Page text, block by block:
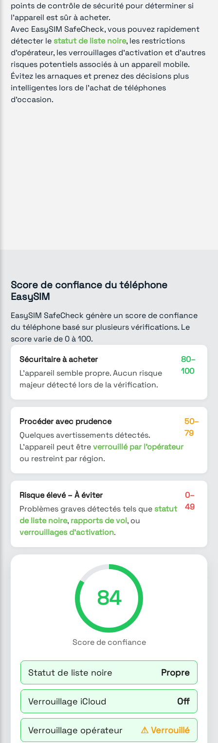
points de contrôle de sécurité pour déterminer si
l'appareil est sûr à acheter.
Avec EasySIM SafeCheck, vous pouvez rapidement
détecter le statut de liste noire, les restrictions
d'opérateur, les verrouillages d'activation et d'autres
risques potentiels associés à un appareil mobile.
Évitez les arnaques et prenez des décisions plus
intelligentes lors de l'achat de téléphones
d'occasion.
Score de confiance du téléphone
EasySIM
EasySIM SafeCheck génère un score de confiance
du téléphone basé sur plusieurs vérifications. Le
score varie de 0 à 100.
Sécuritaire à acheter
L'appareil semble propre. Aucun risque
majeur détecté lors de la vérification.
80–
100
Procéder avec prudence
Quelques avertissements détectés.
L'appareil peut êtreverrouillé par l'opérateur
ou restreint par région.
50–
79
Risque élevé – À éviter
Problèmes graves détectés tels que statut
de liste noire, rapports de vol, ou
verrouillages d'activation.
0–
49
84
Score de confiance
Statut de liste noire Propre
Verrouillage iCloud Off
Verrouillage opérateur ⚠ Verrouillé